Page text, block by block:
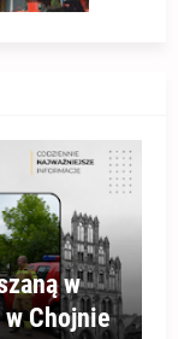
w
Chojnie